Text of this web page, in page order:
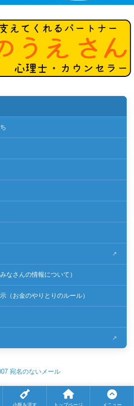
なさんの情報について）
（お金のやりとりのルール）
宛名のないメール
小瓶を流す トップページ メニュー